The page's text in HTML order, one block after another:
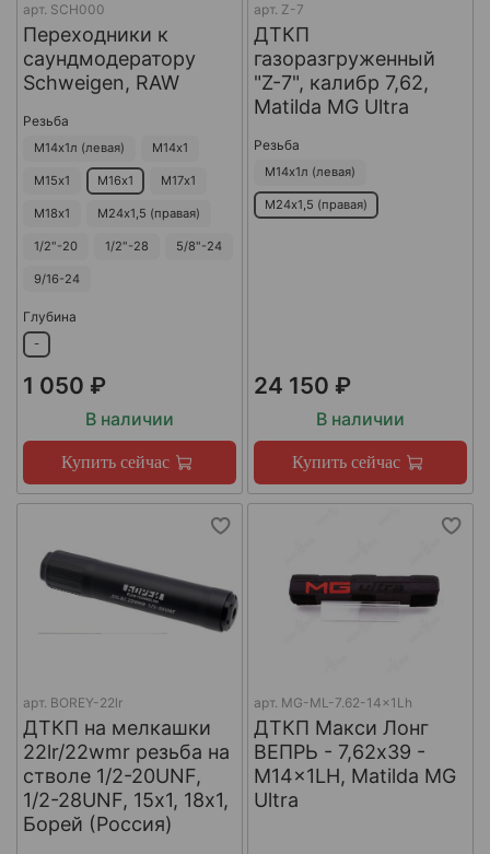
арт. SCH000
Переходники к
саундмодератору
Schweigen, RAW
Резьба
М14х1л (левая) М14х1
М15х1 М16х1 М17х1
М18х1 М24х1,5 (правая)
1/2"-20 1/2"-28 5/8"-24
9/16-24
Глубина
-
1 050 ₽
В наличии
Купить сейчас
арт. Z-7
ДТКП
газоразгруженный
"Z-7", калибр 7,62,
Matilda MG Ultra
Резьба
М14х1л (левая)
М24х1,5 (правая)
24 150 ₽
В наличии
Купить сейчас
арт. BOREY-22lr
ДТКП на мелкашки
22lr/22wmr резьба на
стволе 1/2-20UNF,
1/2-28UNF, 15х1, 18х1,
Борей (Россия)
арт. MG-ML-7.62-14x1Lh
ДТКП Макси Лонг
ВЕПРЬ - 7,62x39 -
M14x1LH, Matilda MG
Ultra